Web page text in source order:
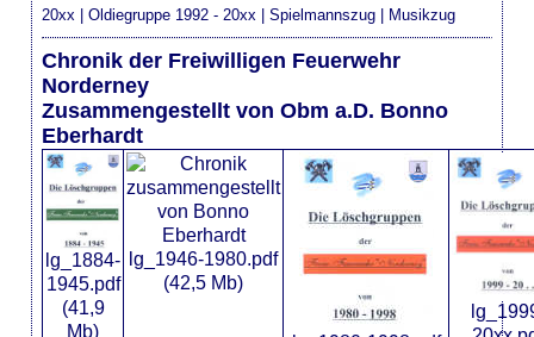
20xx |Oldiegruppe 1992 - 20xx |Spielmannszug | Musikzug
Chronik der Freiwilligen Feuerwehr
Norderney
Zusammengestellt von Obm a.D. Bonno
Eberhardt
lg_1884-
1945.pdf
(41,9
Mb)
lg_1946-1980.pdf
(42,5 Mb)